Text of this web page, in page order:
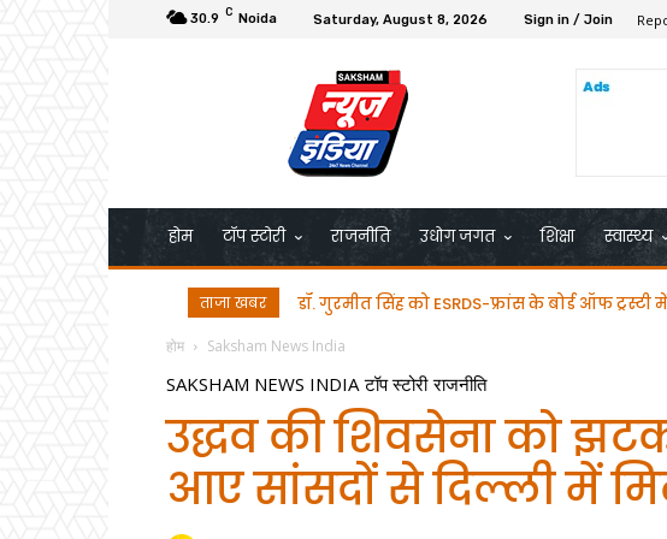
30.9 C Noida Saturday, August 8, 2026 Sign in / Join
होम टॉप स्टोरी राजनीति उधोग जगत शिक्षा स्वास्थ्य
ताजा खबर भाजपा प्रत्याशी अतुल भातखलकर ने भरी चुनावी
होम Saksham News India
SAKSHAM NEWS INDIA टॉप स्टोरी राजनीति
उद्धव की शिवसेना को
आए सांसदों से दिल्ली में